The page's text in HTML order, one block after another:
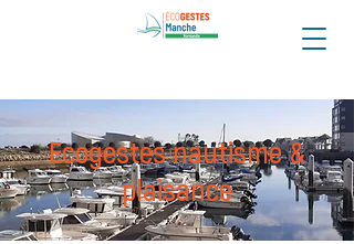
Ecogestes nautisme &
plaisance